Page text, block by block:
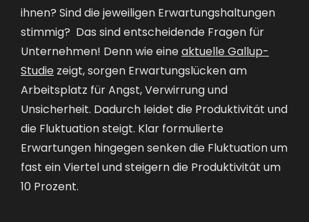
ihnen? Sind die jeweiligen Erwartungshaltungen
stimmig? Das sind entscheidende Fragen für
Unternehmen! Denn wie eine aktuelle Gallup-
Studie zeigt, sorgen Erwartungslücken am
Arbeitsplatz für Angst, Verwirrung und
Unsicherheit. Dadurch leidet die Produktivität und
die Fluktuation steigt. Klar formulierte
Erwartungen hingegen senken die Fluktuation um
fast ein Viertel und steigern die Produktivität um
10 Prozent.